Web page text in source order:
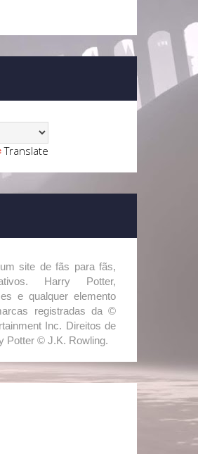
Translate
site de fãs para fãs,
Harry Potter,
e qualquer elemento
registradas da ©
Inc. Direitos de
Potter © J.K. Rowling.